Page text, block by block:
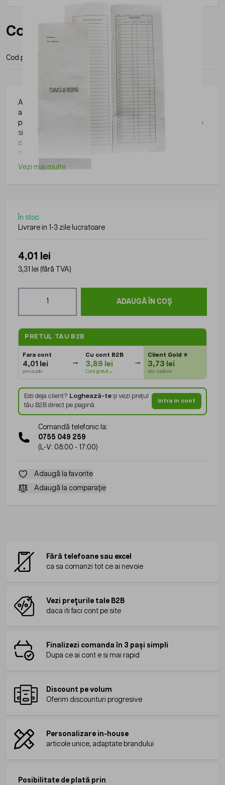
Condica de prezenta mica
Cod produs:
Articolele de papetarie pot fi integrate cu usurinta in
activitatile zilnice din birouri, scoli, institutii sau alte medii
profesionale, fiind utile pentru organizare, scriere, arhivare
si alte activitati administrative. Gama disponibila pe
ciptronic.ro include produse practice si usor de utilizat,
necesare in orice spatiu de lucru.
Vezi mai multe
În stoc
Livrare in 1-3 zile lucratoare
4,01 lei
3,31 lei (fără TVA)
ADAUGĂ ÎN COȘ
PRETUL TAU B2B
Fara cont
4,01 lei
pret public
Cu cont B2B
3,89 lei
Cont gratuit→
Client Gold⭐
3,73 lei
disc. loialitate
Esti deja client? Loghează-teși vezi prețul
tău B2B direct pe pagină.
Intra in cont
Comandă telefonic la:
0755 049 259
(L-V: 08:00 - 17:00)
Adaugă la favorite
Adaugă la comparație
Fără telefoane sau excel
ca sa comanzi tot ce ai nevoie
Vezi prețurile tale B2B
daca iti faci cont pe site
Finalizezi comanda în 3 pași simpli
Dupa ce ai cont e si mai rapid
Discount pe volum
Oferim discounturi progresive
Personalizare in-house
articole unice, adaptate brandului
Posibilitate de plată prin